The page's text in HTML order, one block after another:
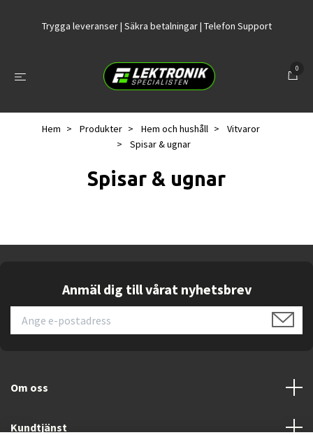
Trygga leveranser | Säkra betalningar | Telefon Support
0
Hem Produkter Hem och hushåll
Vitvaror
Spisar & ugnar
Spisar & ugnar
Anmäl dig till vårat nyhetsbrev
Om oss
Kundtjänst